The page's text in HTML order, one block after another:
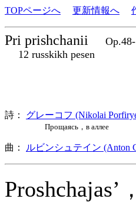
TOPページへ 更新情報へ
Pri prishchanii
12 russkikh pesen
詩： グレーコフ (Nikolai
Прощаясь，в аллее
曲： ルビンシュテイン (Anton
Proshchajas’